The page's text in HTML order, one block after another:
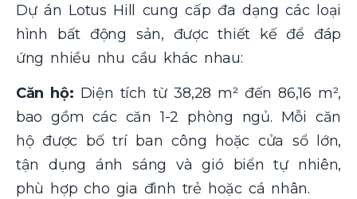
Dự án Lotus Hill cung cấp đa dạng các loại
hình bất động sản, được thiết kế để đáp
ứng nhiều nhu cầu khác nhau:
Căn hộ: Diện tích từ 38,28 m² đến 86,16 m²,
bao gồm các căn 1-2 phòng ngủ. Mỗi căn
hộ được bố trí ban công hoặc cửa sổ lớn,
tận dụng ánh sáng và gió biển tự nhiên,
phù hợp cho gia đình trẻ hoặc cá nhân.